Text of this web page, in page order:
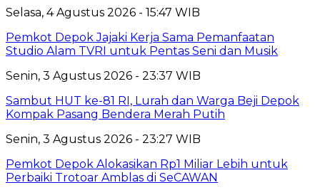
Selasa, 4 Agustus 2026 - 15:47 WIB
Pemkot Depok Jajaki Kerja Sama Pemanfaatan
Studio Alam TVRI untuk Pentas Seni dan Musik
Senin, 3 Agustus 2026 - 23:37 WIB
Sambut HUT ke-81 RI, Lurah dan Warga Beji Depok
Kompak Pasang Bendera Merah Putih
Senin, 3 Agustus 2026 - 23:27 WIB
Pemkot Depok Alokasikan Rp1 Miliar Lebih untuk
Perbaiki Trotoar Amblas di SeCAWAN